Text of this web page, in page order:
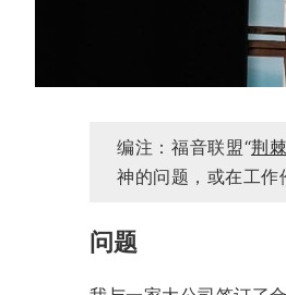
编注：福音联盟“荆
神的问题，或在工作
问题